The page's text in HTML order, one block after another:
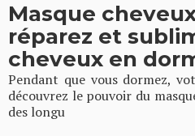
Masque
réparez et
cheveux en
Pendant que vous dormez,
découvrez le pouvoir du
des longu